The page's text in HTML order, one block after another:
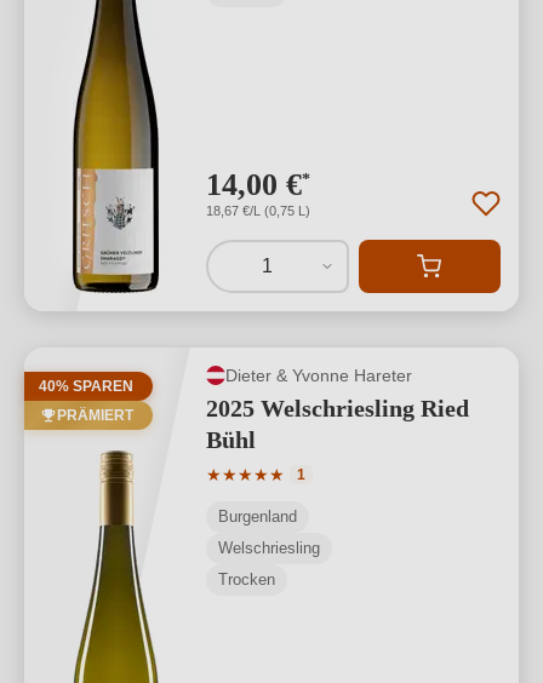
14,00 €*
18,67 €/L (0,75 L)
1
40% SPAREN
PRÄMIERT
Dieter & Yvonne Hareter
2025 Welschriesling Ried
Bühl
★★★★★
Durchschnittliche Bewertung von 5
1
Burgenland
Welschriesling
Trocken